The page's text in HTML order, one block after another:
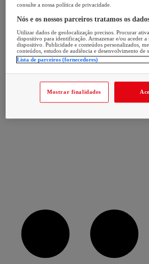
consulte a nossa política de privacidade.
Nós e os nossos parceiros tratamos os
Utilizar dados de geolocalização precisos. Procurar
dispositivo para identificação. Armazenar e/ou aceder
dispositivo. Publicidade e conteúdos personalizados,
conteúdos, estudos de audiência e desenvolvimento de
Lista de parceiros (fornecedores)
Mostrar finalidades